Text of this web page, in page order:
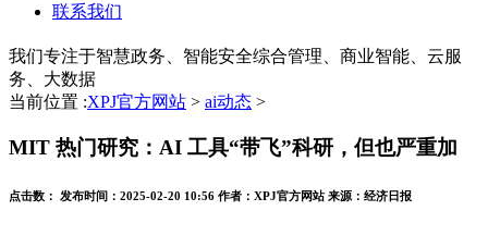
联系我们
我们专注于智慧政务、智能安全综合管理、商业智能、云服
务、大数据
当前位置 :XPJ官方网站 > ai动态 >
MIT 热门研究：AI 工具“带飞”科研，但也严重加
点击数： 发布时间： 2025-02-20 10:56 作者： XPJ官方网站 来源： 经济日报